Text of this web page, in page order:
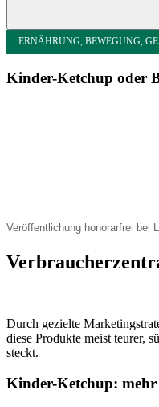
ERNÄHRUNG, BEWEGUNG,
Kinder-Ketchup oder
Veröffentlichung honorarfrei bei
Durch gezielte
diese Produkte meist teurer,
steckt.
Kinder-Ketchup: